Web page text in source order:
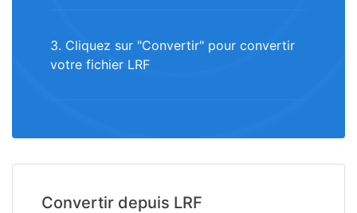
3. Cliquez sur "Convertir" pour convertir
votre fichier LRF
Convertir depuis LRF